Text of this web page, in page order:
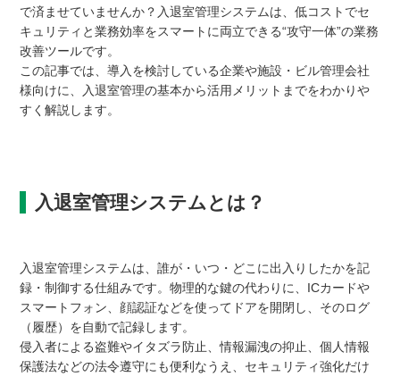
で済ませていませんか？入退室管理システムは、低コストでセ
キュリティと業務効率をスマートに両立できる“攻守一体”の業務
改善ツールです。
この記事では、導入を検討している企業や施設・ビル管理会社
様向けに、入退室管理の基本から活用メリットまでをわかりや
すく解説します。
入退室管理システムとは？
入退室管理システムは、誰が・いつ・どこに出入りしたかを記
録・制御する仕組みです。物理的な鍵の代わりに、ICカードや
スマートフォン、顔認証などを使ってドアを開閉し、そのログ
（履歴）を自動で記録します。
侵入者による盗難やイタズラ防止、情報漏洩の抑止、個人情報
保護法などの法令遵守にも便利なうえ、セキュリティ強化だけ